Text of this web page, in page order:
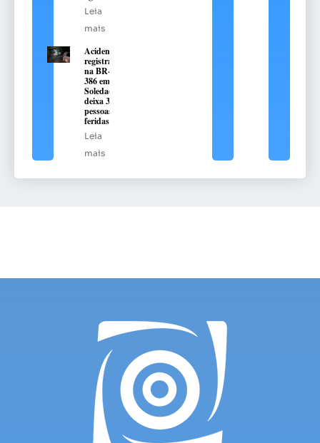
Leia
mais
Acidente
registrado
na BR-
386 em
Soledade
deixa 3
pessoas
feridas
Leia
mais